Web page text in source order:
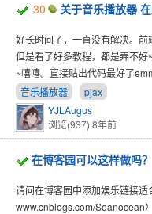
30 关于音乐播放器
好长时间了，一直没有解决。
但是看了好多教程，都是弄不
~嘻嘻。直接贴出代码最好了
音乐播放器
pjax
YJLAugus
浏览(937) 8年前
在博客园可以这样做吗？
请问在博客园中添加娱乐链接
www.cnblogs.com/Seanocean）